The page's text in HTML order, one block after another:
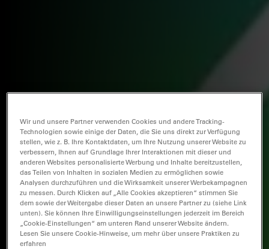
Wir und unsere Partner verwenden Cookies und andere Tracking-
Technologien sowie einige der Daten, die Sie uns direkt zur Verfügung
stellen, wie z. B. Ihre Kontaktdaten, um Ihre Nutzung unserer Website zu
verbessern, Ihnen auf Grundlage Ihrer Interaktionen mit dieser und
anderen Websites personalisierte Werbung und Inhalte bereitzustellen,
das Teilen von Inhalten in sozialen Medien zu ermöglichen sowie
Analysen durchzuführen und die Wirksamkeit unserer Werbekampagnen
zu messen. Durch Klicken auf „Alle Cookies akzeptieren“ stimmen Sie
dem sowie der Weitergabe dieser Daten an unsere Partner zu (siehe Link
unten). Sie können Ihre Einwilligungseinstellungen jederzeit im Bereich
„Cookie-Einstellungen“ am unteren Rand unserer Website ändern.
Lesen Sie unsere Cookie-Hinweise, um mehr über unsere Praktiken zu
erfahren